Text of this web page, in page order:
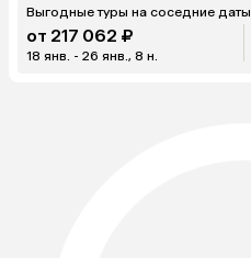
Выгодные туры на соседние даты
от 217 062 ₽
18 янв. - 26 янв., 8 н.